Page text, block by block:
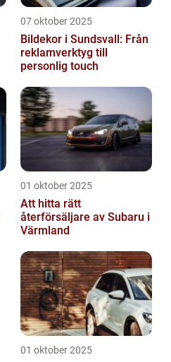
07 oktober 2025
Bildekor i Sundsvall: Från
reklamverktyg till
personlig touch
01 oktober 2025
Att hitta rätt
återförsäljare av Subaru i
Värmland
01 oktober 2025